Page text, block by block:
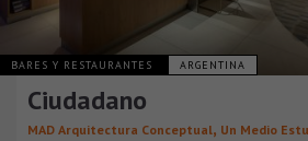
BARES Y RESTAURANTES ARGENTINA
Ciudadano
MAD Arquitectura Conceptual, Un Medio